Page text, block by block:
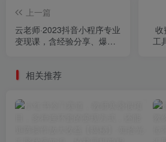
上一篇
云老师·2023抖音小程序专业
变现课，含经验分享、爆发
收
工
相关推荐